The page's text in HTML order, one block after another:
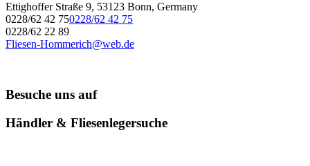
Ettighoffer Straße 9, 53123 Bonn, Germany
0228/62 42 750228/62 42 75
0228/62 22 89
Fliesen-Hommerich@web.de
Besuche uns auf
Händler & Fliesenlegersuche